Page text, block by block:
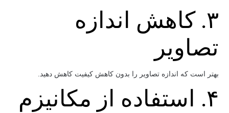
۳. کاهش اندازه
تصاویر
بهتر است که اندازه تصاویر را بدون کاهش کیفیت کاهش دهید.
۴. استفاده از مکانیزم